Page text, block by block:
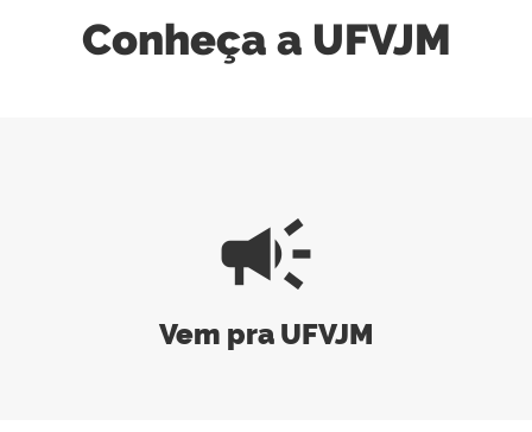
Conheça a UFVJM
campaign
Vem pra UFVJM